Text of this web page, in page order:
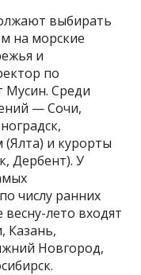
выбирать
на морские
и
по
Мусин. Среди
— Сочи,
(Ялта) и курорты
Дербент). У
числу ранних
лето входят
Казань,
Новгород,